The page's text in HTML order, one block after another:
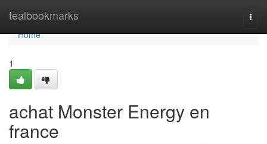
tealbookmarks
Home
Home
1
achat Monster Energy en
france